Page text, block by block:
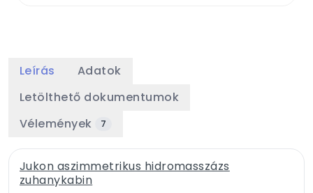
Leírás
Adatok
Letölthető dokumentumok
Vélemények
7
Jukon aszimmetrikus hidromasszázs
zuhanykabin